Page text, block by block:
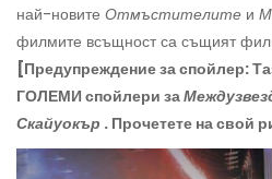
най-новите Отмъстителите и
филмите всъщност са същият
[Предупреждение за спойлер:
ГОЛЕМИ спойлери за
Скайуокър . Прочетете на свой